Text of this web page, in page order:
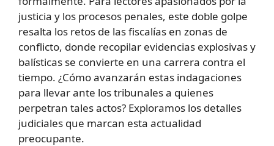
justicia y los procesos penales, este doble golpe
resalta los retos de las fiscalías en zonas de
conflicto, donde recopilar evidencias explosivas y
balísticas se convierte en una carrera contra el
tiempo. ¿Cómo avanzarán estas indagaciones
para llevar ante los tribunales a quienes
perpetran tales actos? Exploramos los detalles
judiciales que marcan esta actualidad
preocupante.